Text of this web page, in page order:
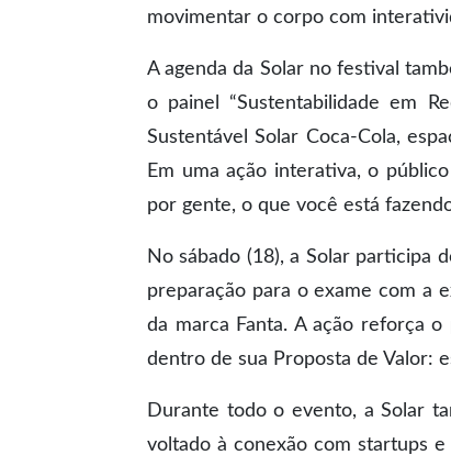
movimentar o corpo com
A agenda da Solar no festival
o painel “Sustentabilidade em
Sustentável Solar Coca-Cola,
Em uma ação interativa, o
por gente, o que você está
No sábado (18), a Solar participa
preparação para o exame com a
da marca Fanta. A ação reforça
dentro de sua Proposta de Valor:
Durante todo o evento, a Solar
voltado à conexão com startups